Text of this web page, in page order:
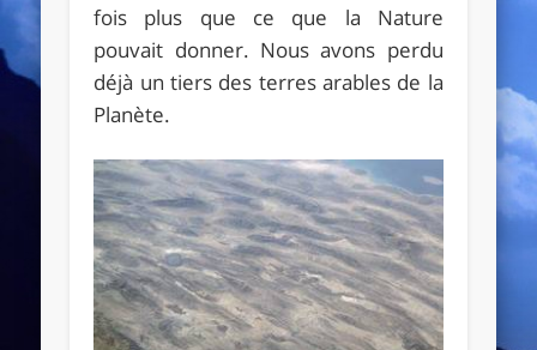
fois plus que ce que la Nature
pouvait donner. Nous avons perdu
déjà un tiers des terres arables de la
Planète.